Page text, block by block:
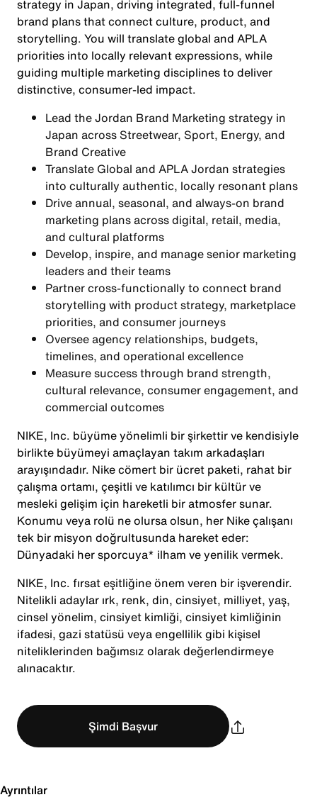
strategy in Japan, driving integrated, full-funnel
brand plans that connect culture, product, and
storytelling. You will translate global and APLA
priorities into locally relevant expressions, while
guiding multiple marketing disciplines to deliver
distinctive, consumer-led impact.
Lead the Jordan Brand Marketing strategy in
Japan across Streetwear, Sport, Energy, and
Brand Creative
Translate Global and APLA Jordan strategies
into culturally authentic, locally resonant plans
Drive annual, seasonal, and always-on brand
marketing plans across digital, retail, media,
and cultural platforms
Develop, inspire, and manage senior marketing
leaders and their teams
Partner cross-functionally to connect brand
storytelling with product strategy, marketplace
priorities, and consumer journeys
Oversee agency relationships, budgets,
timelines, and operational excellence
Measure success through brand strength,
cultural relevance, consumer engagement, and
commercial outcomes
NIKE, Inc. büyüme yönelimli bir şirkettir ve kendisiyle
birlikte büyümeyi amaçlayan takım arkadaşları
arayışındadır. Nike cömert bir ücret paketi, rahat bir
çalışma ortamı, çeşitli ve katılımcı bir kültür ve
mesleki gelişim için hareketli bir atmosfer sunar.
Konumu veya rolü ne olursa olsun, her Nike çalışanı
tek bir misyon doğrultusunda hareket eder:
Dünyadaki her sporcuya* ilham ve yenilik vermek.
NIKE, Inc. fırsat eşitliğine önem veren bir işverendir.
Nitelikli adaylar ırk, renk, din, cinsiyet, milliyet, yaş,
cinsel yönelim, cinsiyet kimliği, cinsiyet kimliğinin
ifadesi, gazi statüsü veya engellilik gibi kişisel
niteliklerinden bağımsız olarak değerlendirmeye
alınacaktır.
Şimdi Başvur
Ayrıntılar